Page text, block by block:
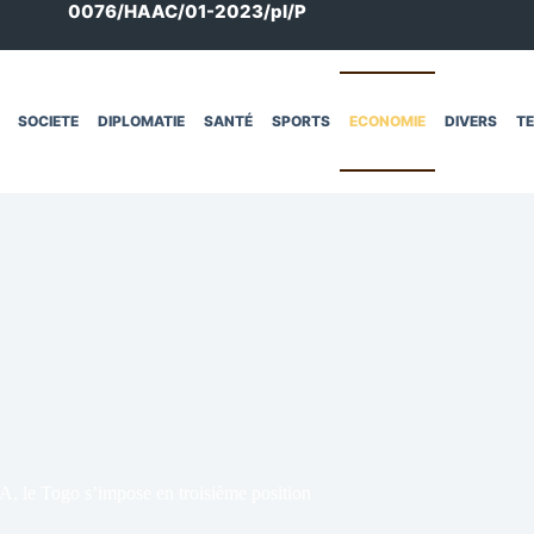
0076/HAAC/01-2023/pl/P
SOCIETE DIPLOMATIE SANTÉ SPORTS ECONOMIE DIVERS